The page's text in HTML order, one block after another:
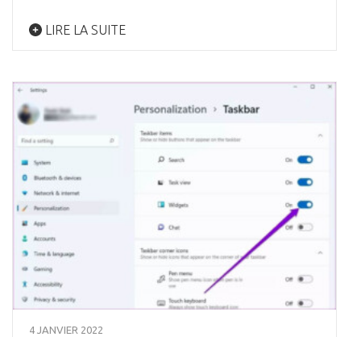
LIRE LA SUITE
4 JANVIER 2022